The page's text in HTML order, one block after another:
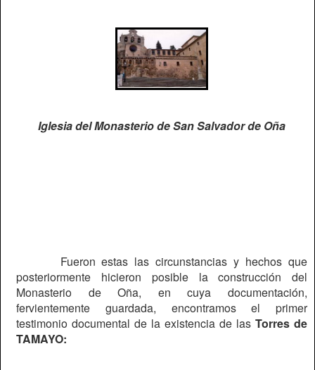
Iglesia del Monasterio de San Salvador de Oña
Fueron estas las circunstancias y hechos que
posteriormente hicieron posible la construcción del
Monasterio de Oña, en cuya documentación,
fervientemente guardada, encontramos el primer
testimonio documental de la existencia de las Torres de
TAMAYO: